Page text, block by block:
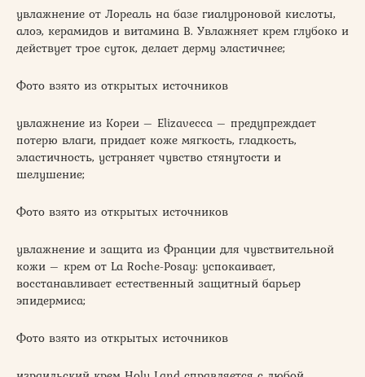
увлажнение от Лореаль на базе гиалуроновой кислоты,
алоэ, керамидов и витамина В. Увлажняет крем глубоко и
действует трое суток, делает дерму эластичнее;
Фото взято из открытых источников
увлажнение из Кореи – Elizavecca – предупреждает
потерю влаги, придает коже мягкость, гладкость,
эластичность, устраняет чувство стянутости и
шелушение;
Фото взято из открытых источников
увлажнение и защита из Франции для чувствительной
кожи – крем от La Roche-Posay: успокаивает,
восстанавливает естественный защитный барьер
эпидермиса;
Фото взято из открытых источников